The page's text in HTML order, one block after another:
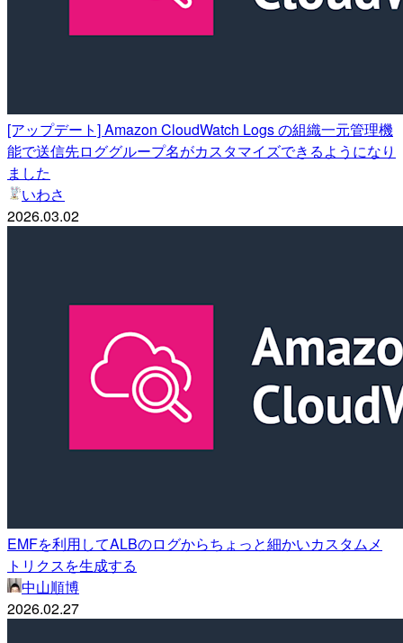
[アップデート] Amazon CloudWatch Logs の組織一元管理機
能で送信先ロググループ名がカスタマイズできるようになり
ました
いわさ
2026.03.02
EMFを利用してALBのログからちょっと細かいカスタムメ
トリクスを生成する
中山順博
2026.02.27